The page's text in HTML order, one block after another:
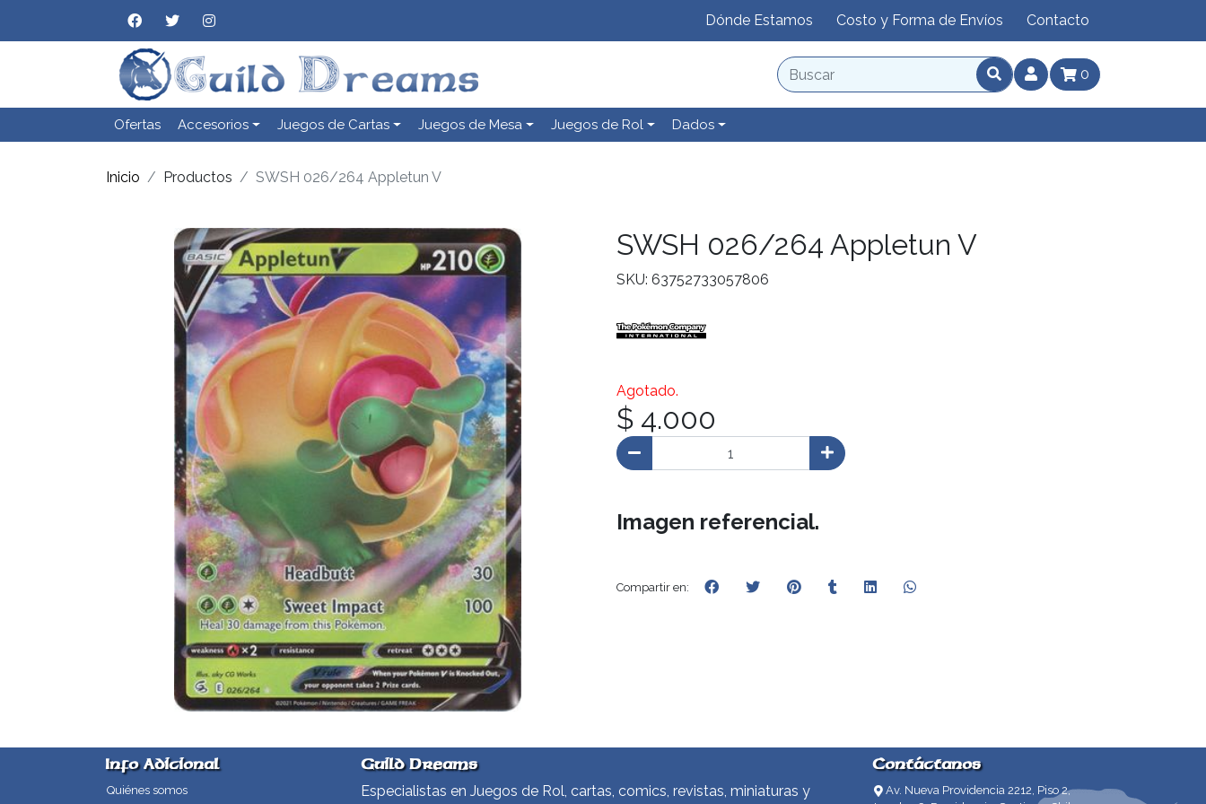
Dónde Estamos Costo y Forma de Envíos Contacto
0
Ofertas Accesorios Juegos de Cartas Juegos de Mesa Juegos de Rol Dados
Inicio Productos SWSH 026/264 Appletun V
SWSH 026/264 Appletun V
SKU: 63752733057806
Agotado.
$ 4.000
Imagen referencial.
Compartir en:
Info Adicional
Quiénes somos
Guild Dreams
Especialistas en Juegos de Rol, cartas, comics, revistas, miniaturas y
Contáctanos
Av. Nueva Providencia 2212, Piso 2,